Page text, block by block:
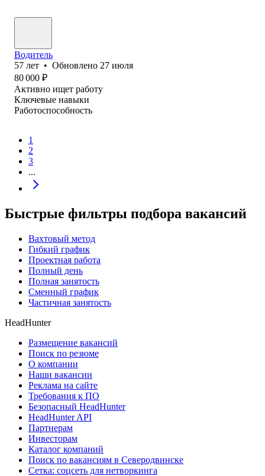
Водитель
57 лет • Обновлено 27 июля
80 000 ₽
Активно ищет работу
Ключевые навыки
Работоспособность
1
2
3
...
Быстрые фильтры подбора вакансий
Вахтовый метод
Гибкий график
Проектная работа
Полный день
Полная занятость
Сменный график
Частичная занятость
HeadHunter
Размещение вакансий
Поиск по резюме
О компании
Наши вакансии
Реклама на сайте
Требования к ПО
Безопасный HeadHunter
HeadHunter API
Партнерам
Инвесторам
Каталог компаний
Поиск по вакансиям в Северодвинске
Сетка: соцсеть для нетворкинга